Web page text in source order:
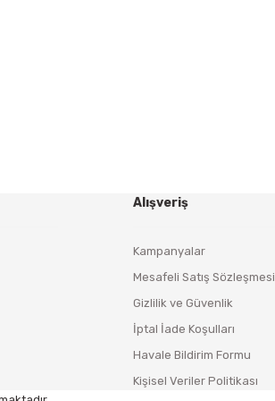
Alışveriş
Kampanyalar
Mesafeli Satış Sözleşmesi
Gizlilik ve Güvenlik
İptal İade Koşulları
Havale Bildirim Formu
Kişisel Veriler Politikası